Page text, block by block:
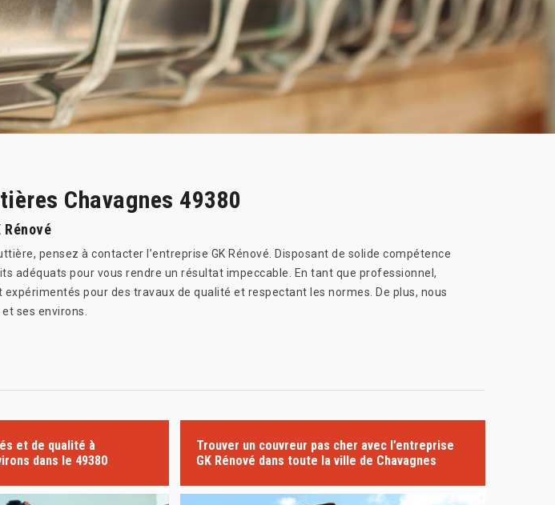
Chavagnes 49380
pensez à contacter l’entreprise GK Rénové. Disposant de solide compétence
adéquats pour vous rendre un résultat impeccable. En tant que professionnel,
pour des travaux de qualité et respectant les normes. De plus, nous
ses environs.
et de qualité à
dans le 49380
Trouver un couvreur pas cher avec l’entreprise
GK Rénové dans toute la ville de Chavagnes